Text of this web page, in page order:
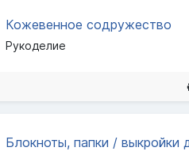
Кожевенное содружество
Рукоделие